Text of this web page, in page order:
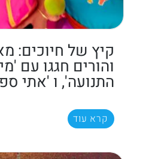
קיץ של חיוכים:
והורים חגגו עם
התנועה', ו 'אתי
קרא עוד